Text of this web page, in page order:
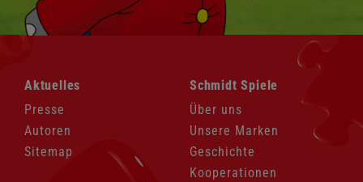
Navigation
überspringen
Aktuelles
Presse
Autoren
Sitemap
Navigation
überspringen
Schmidt Spiele
Über uns
Unsere Marken
Geschichte
Kooperationen